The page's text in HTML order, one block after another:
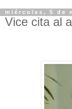
miércoles, 5 de
Vice cita al